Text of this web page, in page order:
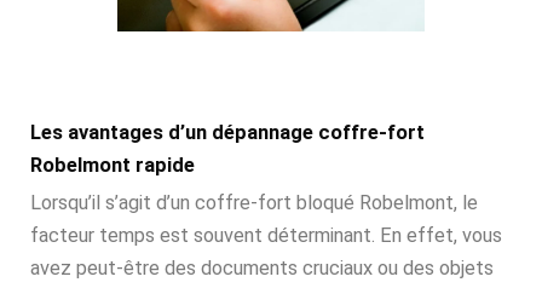
Les avantages d’un dépannage coffre-fort
Robelmont rapide
Lorsqu’il s’agit d’un coffre-fort bloqué Robelmont, le
facteur temps est souvent déterminant. En effet, vous
avez peut-être des documents cruciaux ou des objets